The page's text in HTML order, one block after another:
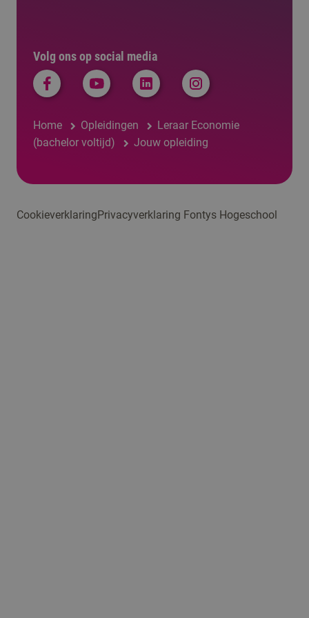
Volg ons op social media
Home Opleidingen
Leraar Economie
(bachelor voltijd)
Jouw opleiding
Cookieverklaring Privacyverklaring Fontys Hogeschool